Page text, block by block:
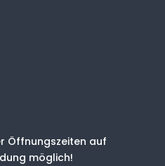
Öffnungszeiten auf
möglich!